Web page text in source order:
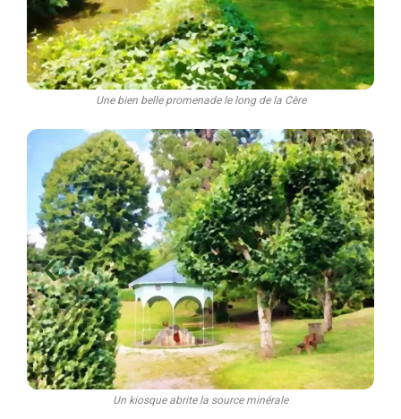
Une bien belle promenade le long de la Cère
Un kiosque abrite la source minérale